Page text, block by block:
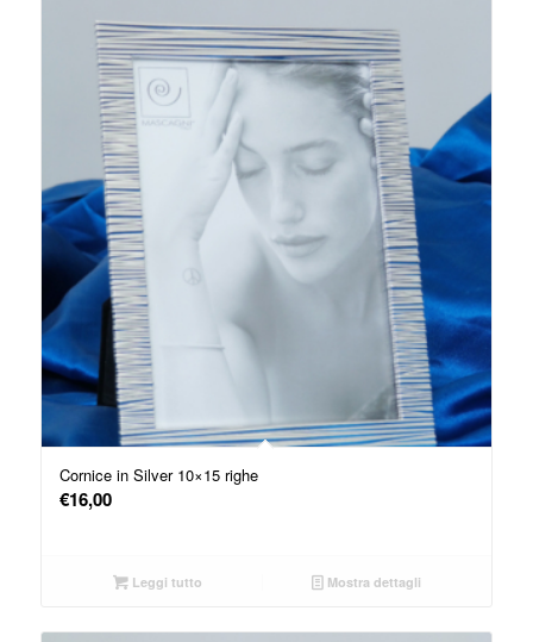
Cornice in Silver 10×15 righe
€16,00
Leggi tutto Mostra dettagli